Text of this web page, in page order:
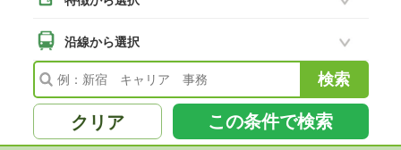
二本松市(8)
南相馬市(2)
会津若松市
福島県その他(41)
沿線から選択
クリア この条件で検索